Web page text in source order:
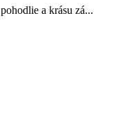
a krásu zá...